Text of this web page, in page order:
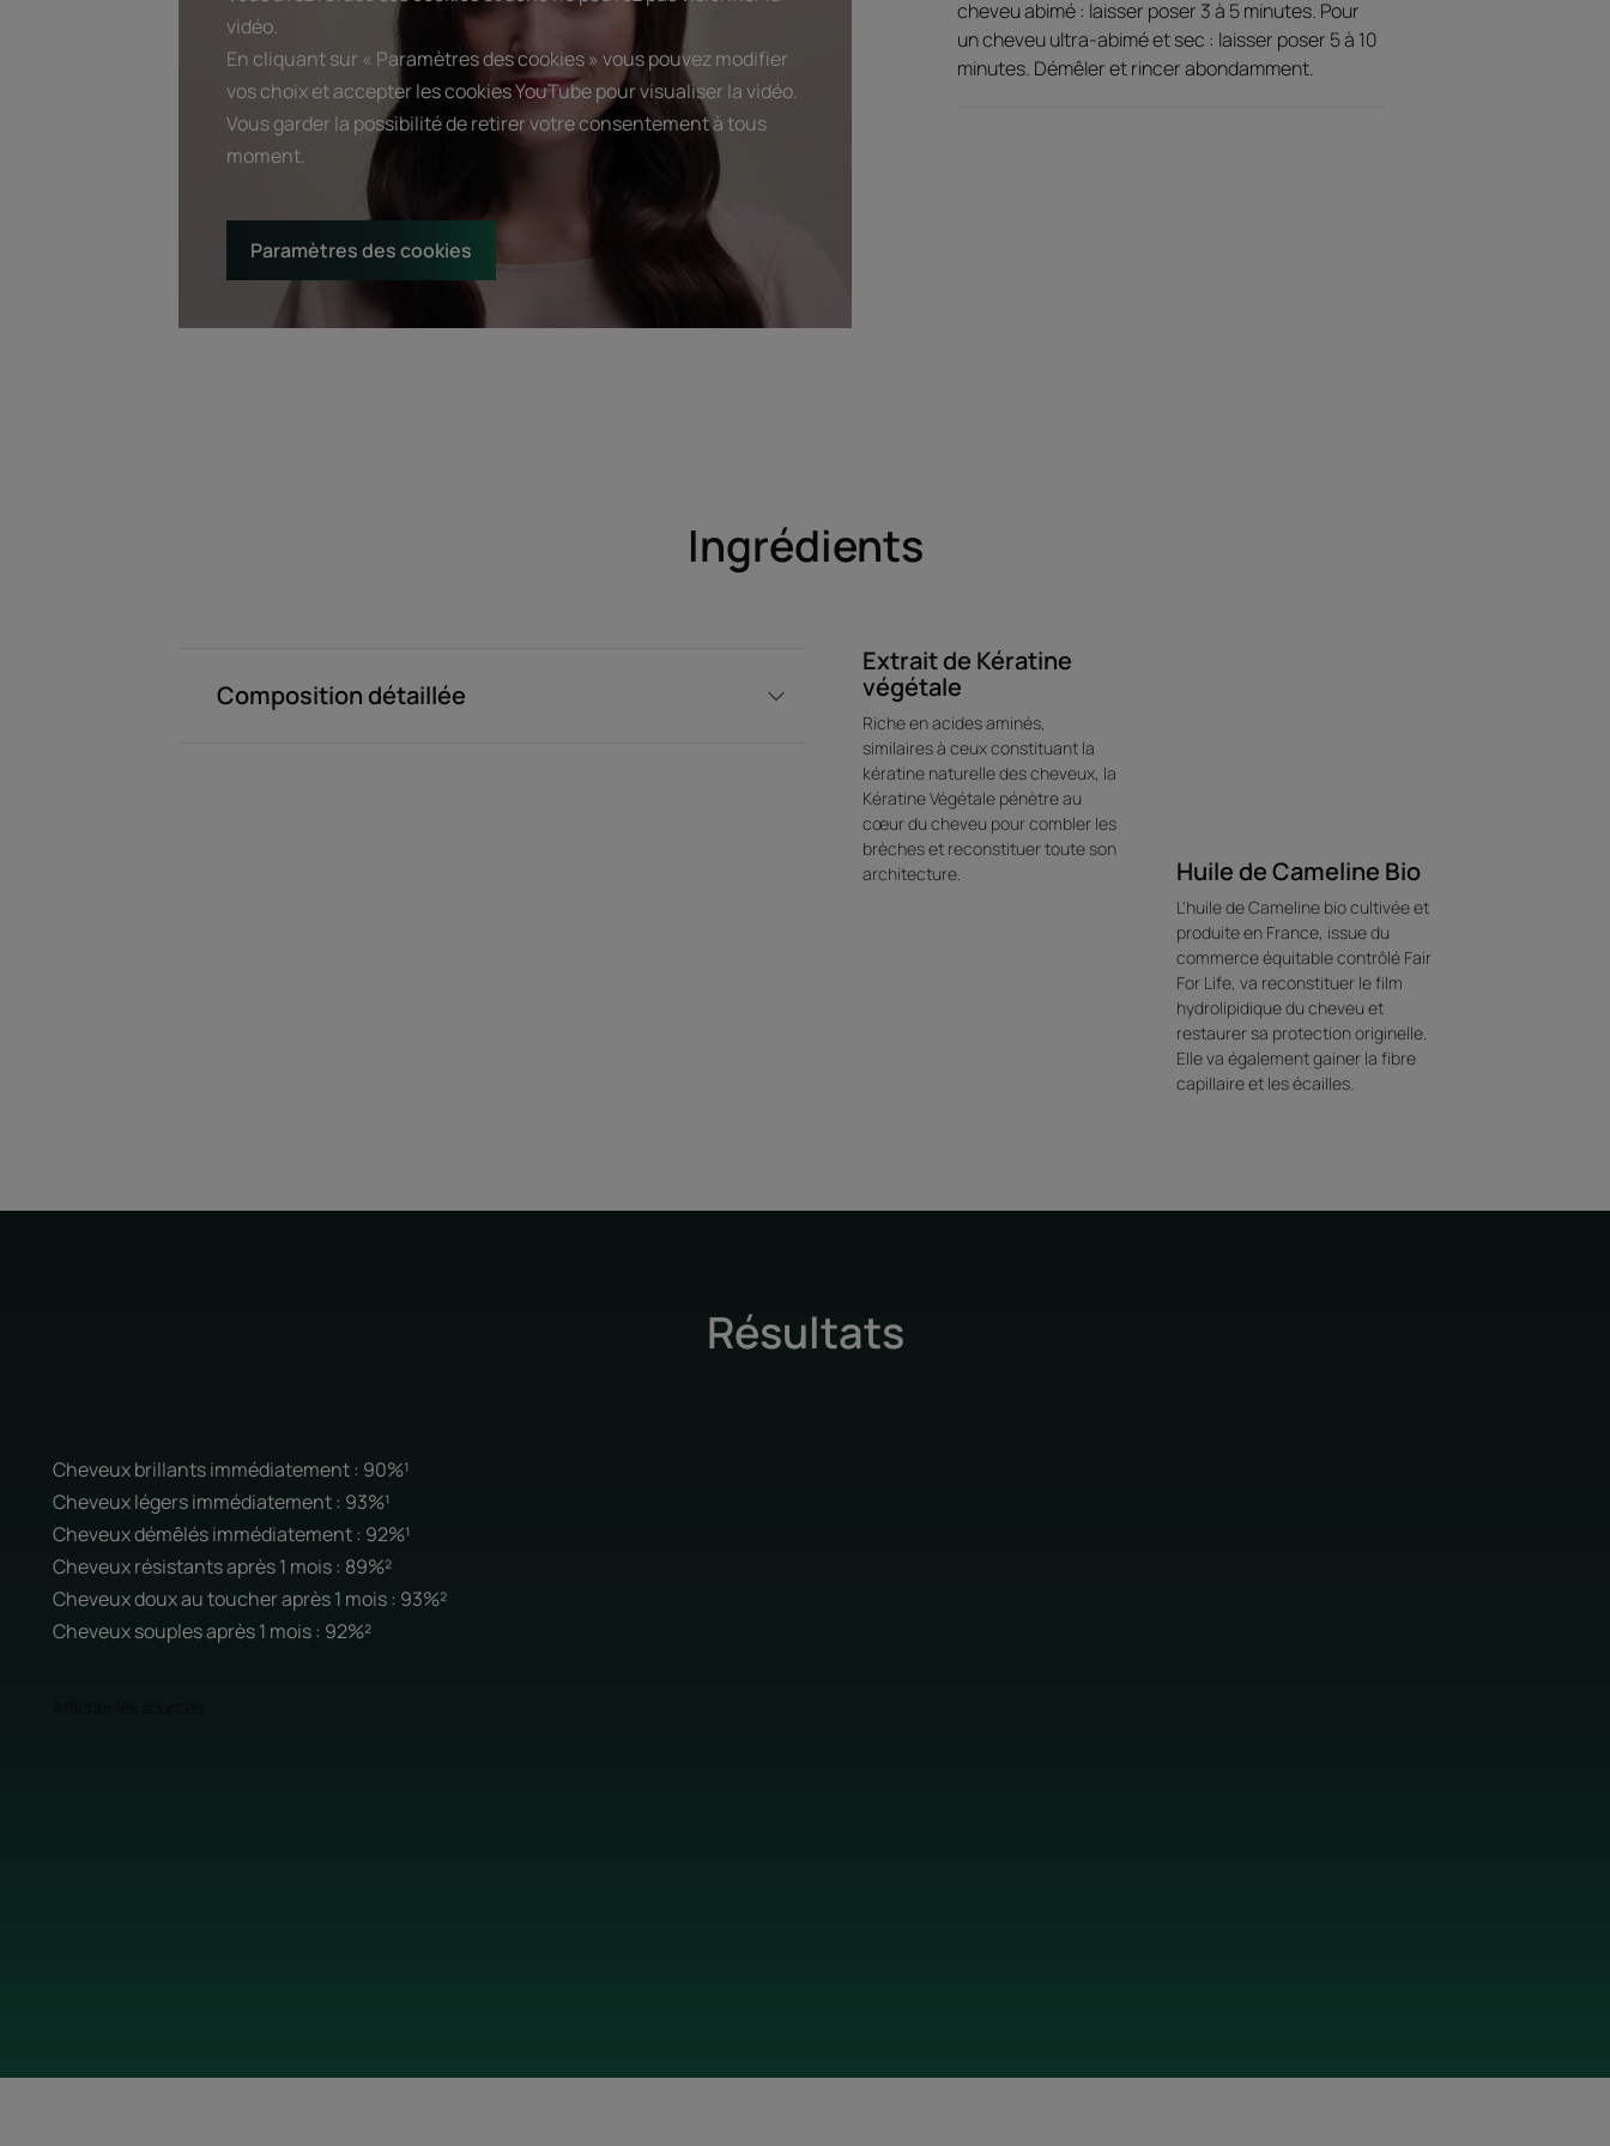
Avantage de la texture
vidéo.
En cliquant sur « Paramètres des cookies » vous pouvez modifier
vos choix et accepter les cookies YouTube pour visualiser la vidéo.
Vous garder la possibilité de retirer votre consentement à tous
moment.
Paramètres des cookies
cheveu abimé : laisser poser 3 à 5 minutes. Pour
un cheveu ultra-abimé et sec : laisser poser 5 à 10
minutes. Démêler et rincer abondamment.
Ingrédients
Composition détaillée
Extrait de Kératine
végétale
Riche en acides aminés,
similaires à ceux constituant la
kératine naturelle des cheveux, la
Kératine Végétale pénètre au
cœur du cheveu pour combler les
brèches et reconstituer toute son
architecture.
Huile de Cameline Bio
L'huile de Cameline bio cultivée et
produite en France, issue du
commerce équitable contrôlé Fair
For Life, va reconstituer le film
hydrolipidique du cheveu et
restaurer sa protection originelle.
Elle va également gainer la fibre
capillaire et les écailles.
Résultats
Cheveux brillants immédiatement : 90%¹
Cheveux légers immédiatement : 93%¹
Cheveux démêlés immédiatement : 92%¹
Cheveux résistants après 1 mois : 89%²
Cheveux doux au toucher après 1 mois : 93%²
Cheveux souples après 1 mois : 92%²